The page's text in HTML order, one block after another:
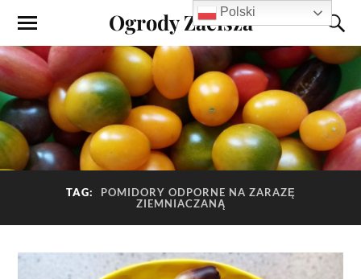
Ogrody Zacisza
TAG:
POMIDORY ODPORNE NA ZARAZĘ
ZIEMNIACZANĄ
Polski